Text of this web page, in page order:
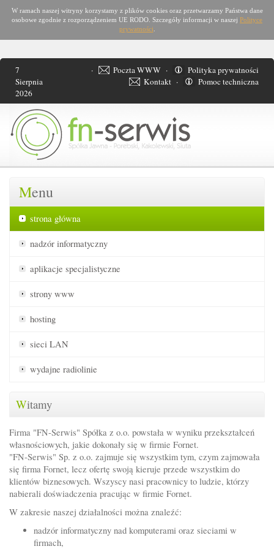
W ramach naszej witryny korzystamy z plików cookies oraz przetwarzamy Państwa dane
osobowe zgodnie z rozporządzeniem UE RODO. Szczegóły informacji w naszej Polityce
prywatności
7
Sierpnia
2026
Polityka prywatności
·
Poczta WWW
·
Pomoc techniczna
·
Kontakt
Menu
strona główna
nadzór informatyczny
aplikacje specjalistyczne
strony www
hosting
sieci LAN
wydajne radiolinie
Witamy
Firma "FN-Serwis" Spółka z o.o. powstała w wyniku przekształceń
własnościowych, jakie dokonały się w firmie Fornet.
"FN-Serwis" Sp. z o.o. zajmuje się wszystkim tym, czym zajmowała
się firma Fornet, lecz ofertę swoją kieruje przede wszystkim do
klientów biznesowych. Wszyscy nasi pracownicy to ludzie, którzy
nabierali doświadczenia pracując w firmie Fornet.
W zakresie naszej działalności można znaleźć:
nadzór informatyczny nad komputerami oraz sieciami w
firmach,